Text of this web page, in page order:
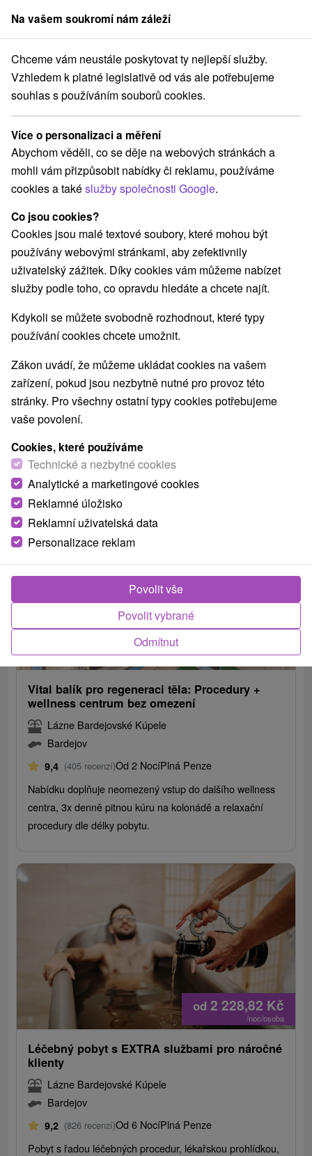
člen skupinySorger
Pobyty na Slovensku Lázeňské pobyty Ondavská vrchovina
Lázeňské pobyty Ondavská
vrchovina
Kategorie
Všechny kategorie
Pobyty v akci(4)
Wellness pobyty(6)
Romantické pobyty(2) Pobyty pro seniory(1)
Rodinné pobyty(4)
Vyberte lokalitu nebo termín
Nejprodávanější
Obce a města
Bardejov(5)
VŠECHNY TOP - NEJPRODÁVANĚJŠÍ
TIP
/noc/osoba
Vital balík pro regeneraci těla: Procedury +
wellness centrum bez omezení
Lázne Bardejovské Kúpele
Bardejov
9,4 (405 recenzí)Od 2 NocíPlná Penze
Nabídku doplňuje neomezený vstup do dalšího wellness
centra, 3x denně pitnou kúru na kolonádě a relaxační
procedury dle délky pobytu.
od 2 228,82 Kč
/noc/osoba
Léčebný pobyt s EXTRA službami pro náročné
klienty
Lázne Bardejovské Kúpele
Bardejov
9,2 (826 recenzí)Od 6 NocíPlná Penze
Pobyt s řadou léčebných procedur, lékařskou prohlídkou,
Na vašem soukromí nám záleží
Chceme vám neustále poskytovat ty nejlepší služby.
Vzhledem k platné legislativě od vás ale potřebujeme
souhlas s používáním souborů cookies.
Více o personalizaci a měření
Abychom věděli, co se děje na webových stránkách a
mohli vám přizpůsobit nabídky či reklamu, používáme
cookies a takéslužby společnosti Google.
Co jsou cookies?
Cookies jsou malé textové soubory, které mohou být
používány webovými stránkami, aby zefektivnily
uživatelský zážitek. Díky cookies vám můžeme nabízet
služby podle toho, co opravdu hledáte a chcete najít.
Kdykoli se můžete svobodně rozhodnout, které typy
používání cookies chcete umožnit.
Zákon uvádí, že můžeme ukládat cookies na vašem
zařízení, pokud jsou nezbytně nutné pro provoz této
stránky. Pro všechny ostatní typy cookies potřebujeme
vaše povolení.
Cookies, které používáme
Technické a nezbytné cookies
Analytické a marketingové cookies
Reklamné úložisko
Reklamní uživatelská data
Personalizace reklam
Odmítnut
Povolit vybrané
Povolit vše